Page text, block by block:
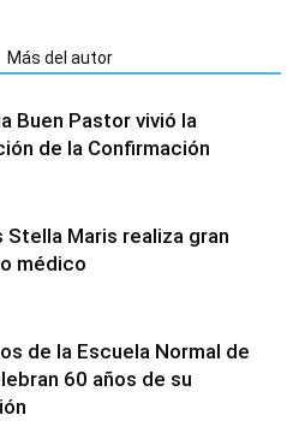
Más del autor
Buen Pastor vivió la
de la Confirmación
Stella Maris realiza gran
médico
de la Escuela Normal de
60 años de su